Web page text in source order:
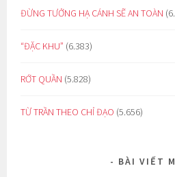
ĐỪNG TƯỞNG HẠ CÁNH SẼ AN TOÀN
“ĐẶC KHU” (6.383)
RỚT QUẦN (5.828)
TỪ TRẦN THEO CHỈ ĐẠO (5.656)
BÀI VIẾT